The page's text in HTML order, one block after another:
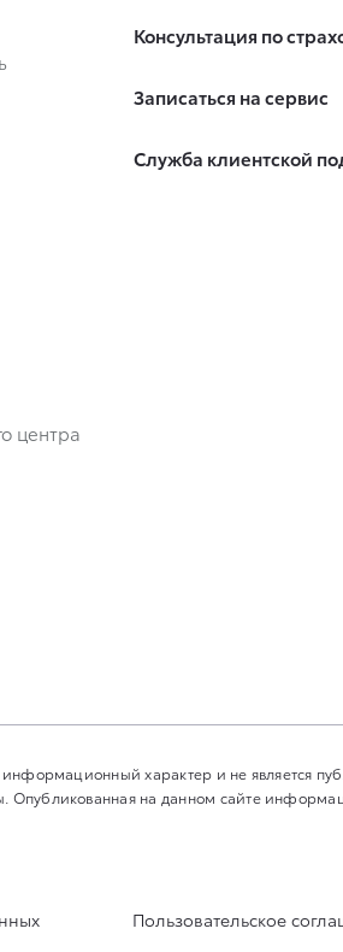
центра
Консультация по
Записаться на сервис
Служба клиентской
характер и не является
на данном сайте
Пользовательское